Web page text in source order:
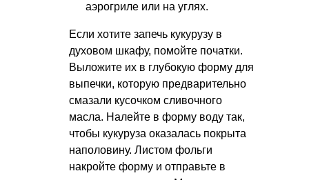
аэрогриле или на углях.
Если хотите запечь кукурузу в
духовом шкафу, помойте початки.
Выложите их в глубокую форму для
выпечки, которую предварительно
смазали кусочком сливочного
масла. Налейте в форму воду так,
чтобы кукуруза оказалась покрыта
наполовину. Листом фольги
накройте форму и отправьте в